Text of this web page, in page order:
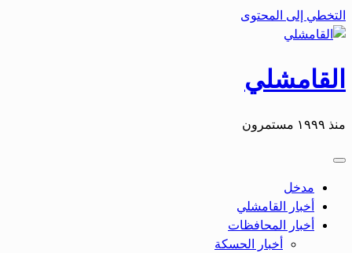
التخطي إلى المحتوى
القامشلي
منذ ١٩٩٩ مستمرون
مدخل
أخبار القامشلي
أخبار المحافظات
أخبار الحسكة